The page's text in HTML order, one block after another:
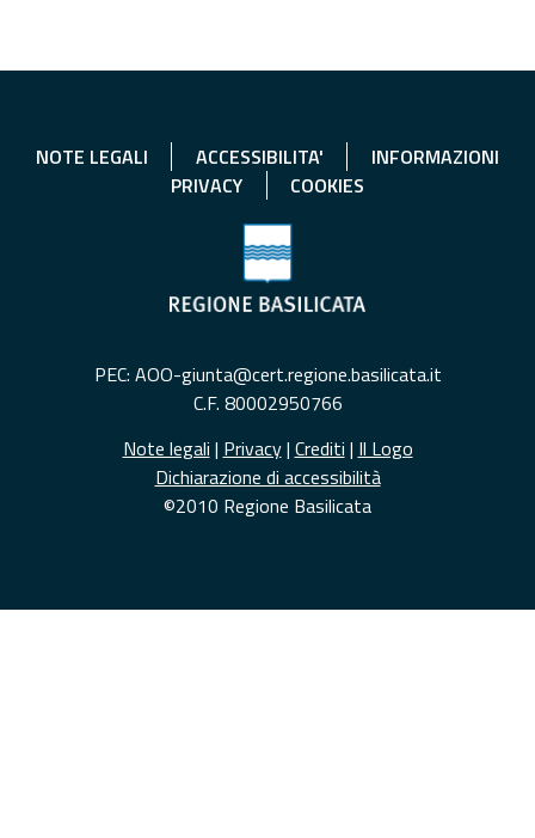
NOTE LEGALI ACCESSIBILITA'
INFORMAZIONI
PRIVACY
COOKIES
PEC: AOO-giunta@cert.regione.basilicata.it
C.F. 80002950766
Note legali | Privacy| Crediti | Il Logo
Dichiarazione di accessibilità
©2010 Regione Basilicata